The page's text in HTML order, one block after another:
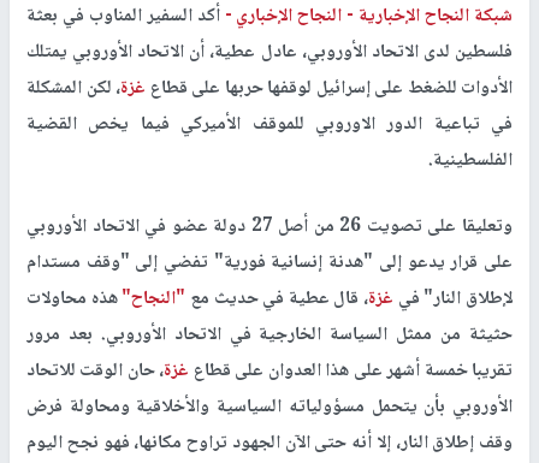
شبكة النجاح الإخبارية -النجاح الإخباري -أكد السفير المناوب في بعثة
فلسطين لدى الاتحاد الأوروبي، عادل عطية، أن الاتحاد الأوروبي يمتلك
الأدوات للضغط على إسرائيل لوقفها حربها على قطاع غزة، لكن المشكلة
في تباعية الدور الاوروبي للموقف الأميركي فيما يخص القضية
الفلسطينية.
وتعليقا على تصويت 26 من أصل 27 دولة عضو في الاتحاد الأوروبي
على قرار يدعو إلى "هدنة إنسانية فورية" تفضي إلى "وقف مستدام
لإطلاق النار" في غزة، قال عطية في حديث مع "النجاح"هذه محاولات
حثيثة من ممثل السياسة الخارجية في الاتحاد الأوروبي. بعد مرور
تقريبا خمسة أشهر على هذا العدوان على قطاع غزة، حان الوقت للاتحاد
الأوروبي بأن يتحمل مسؤولياته السياسية والأخلاقية ومحاولة فرض
وقف إطلاق النار، إلا أنه حتى الآن الجهود تراوح مكانها، فهو نجح اليوم